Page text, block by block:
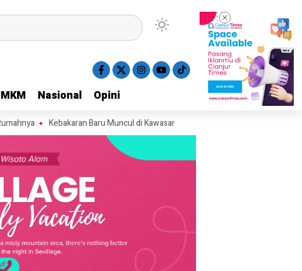
Nasional Opini
Nasional Opini
Kebakaran Baru Muncul di Kawasan Kawah Gunung Gede, Relawan Perkirakan